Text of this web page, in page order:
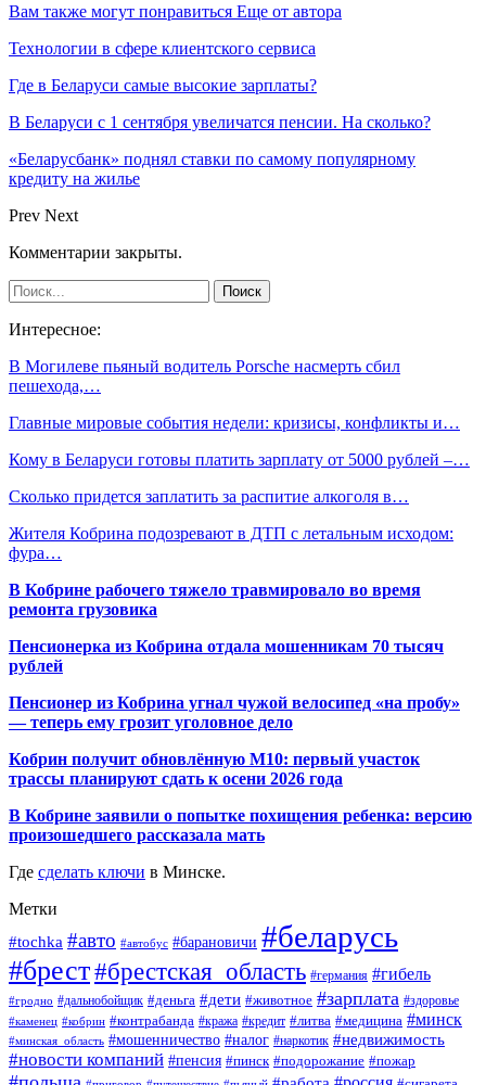
Вам также могут понравиться Еще от автора
Технологии в сфере клиентского сервиса
Где в Беларуси самые высокие зарплаты?
В Беларуси с 1 сентября увеличатся пенсии. На сколько?
«Беларусбанк» поднял ставки по самому популярному
кредиту на жилье
Prev Next
Комментарии закрыты.
Интересное:
В Могилеве пьяный водитель Porsche насмерть сбил
пешехода,…
Главные мировые события недели: кризисы, конфликты и…
Кому в Беларуси готовы платить зарплату от 5000 рублей –…
Сколько придется заплатить за распитие алкоголя в…
Жителя Кобрина подозревают в ДТП с летальным исходом:
фура…
В Кобрине рабочего тяжело травмировало во время
ремонта грузовика
Пенсионерка из Кобрина отдала мошенникам 70 тысяч
рублей
Пенсионер из Кобрина угнал чужой велосипед «на пробу»
— теперь ему грозит уголовное дело
Кобрин получит обновлённую М10: первый участок
трассы планируют сдать к осени 2026 года
В Кобрине заявили о попытке похищения ребенка: версию
произошедшего рассказала мать
Где сделать ключи в Минске.
Метки
#tochka #авто #автобус #барановичи #беларусь
#брест#брестская_область #германия #гибель
#гродно #дальнобойщик #деньга #дети #животное #зарплата #здоровье
#каменец #кобрин #контрабанда #кража #кредит #литва #медицина #минск
#минская_область #мошенничество #налог #наркотик #недвижимость
#новости компаний #пенсия #пинск #подорожание #пожар